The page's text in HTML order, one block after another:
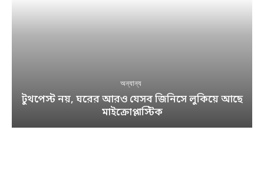
অন্যান্য
টুথপেস্ট নয়, ঘরের আরও যেসব জিনিসে লুকিয়ে আছে
মাইক্রোপ্লাস্টিক